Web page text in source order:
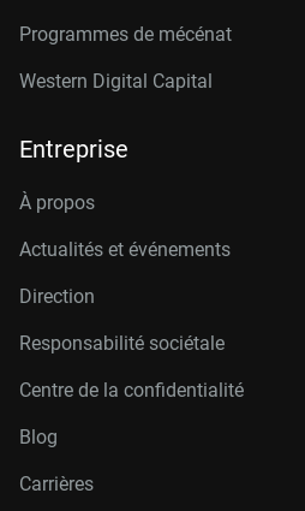
Programmes de mécénat
Western Digital Capital
Entreprise
À propos
Actualités et événements
Direction
Responsabilité sociétale
Centre de la confidentialité
Blog
Carrières